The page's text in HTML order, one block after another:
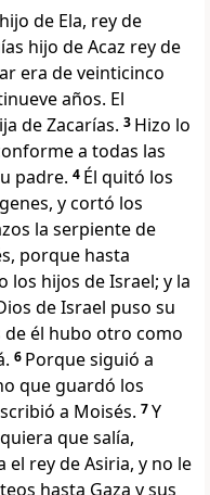
de Ela, rey de
hijo de Acaz rey de
era de veinticinco
años. El
de Zacarías. 3 Hizo lo
a todas las
padre. 4 Él quitó los
y cortó los
la serpiente de
porque hasta
los hijos de Israel; y la
de Israel puso su
de él hubo otro como
6 Porque siguió a
que guardó los
a Moisés. 7Y
que salía,
rey de Asiria, y no le
hasta Gaza y sus